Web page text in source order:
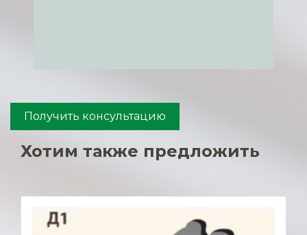
Получить консультацию
Хотим также предложить